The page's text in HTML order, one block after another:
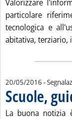
Valorizzare
particolare
tecnologica e
abitativa, terziario,
20/05/2016 -
Scuole,
La buona notizia